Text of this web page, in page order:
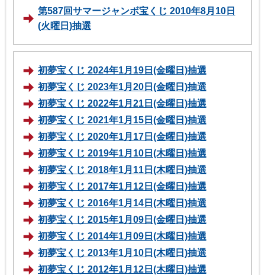
第587回サマージャンボ宝くじ 2010年8月10日
(火曜日)抽選
初夢宝くじ 2024年1月19日(金曜日)抽選
初夢宝くじ 2023年1月20日(金曜日)抽選
初夢宝くじ 2022年1月21日(金曜日)抽選
初夢宝くじ 2021年1月15日(金曜日)抽選
初夢宝くじ 2020年1月17日(金曜日)抽選
初夢宝くじ 2019年1月10日(木曜日)抽選
初夢宝くじ 2018年1月11日(木曜日)抽選
初夢宝くじ 2017年1月12日(金曜日)抽選
初夢宝くじ 2016年1月14日(木曜日)抽選
初夢宝くじ 2015年1月09日(金曜日)抽選
初夢宝くじ 2014年1月09日(木曜日)抽選
初夢宝くじ 2013年1月10日(木曜日)抽選
初夢宝くじ 2012年1月12日(木曜日)抽選